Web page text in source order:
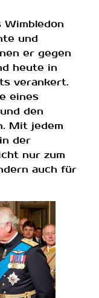
Wimbledon
und
er gegen
heute in
verankert.
eines
den
Mit jedem
der
nur zum
auch für